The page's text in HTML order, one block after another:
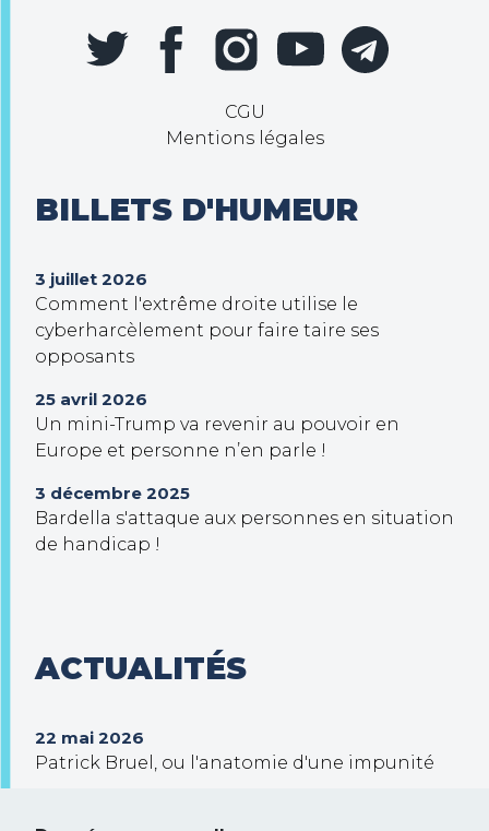
CGU
Mentions légales
BILLETS D'HUMEUR
3 juillet 2026
Comment l'extrême droite utilise le
cyberharcèlement pour faire taire ses
opposants
25 avril 2026
Un mini-Trump va revenir au pouvoir en
Europe et personne n’en parle !
3 décembre 2025
Bardella s'attaque aux personnes en situation
de handicap !
ACTUALITÉS
22 mai 2026
Patrick Bruel, ou l'anatomie d'une impunité